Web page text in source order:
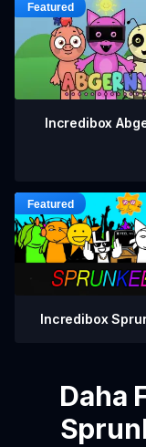
Incredibox
Incredibox
Daha